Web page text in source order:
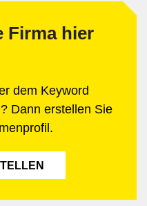
Firma hier
dem Keyword
Dann erstellen Sie